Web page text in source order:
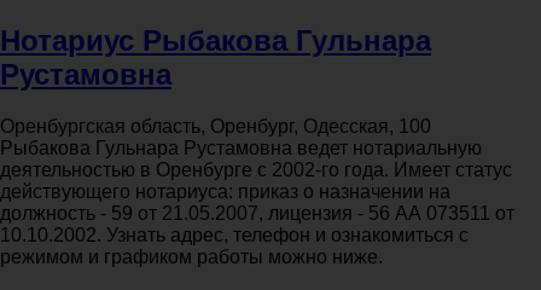
Нотариус Рыбакова Гульнара
Рустамовна
Оренбургская область, Оренбург, Одесская, 100
Рыбакова Гульнара Рустамовна ведет нотариальную
деятельностью в Оренбурге с 2002-го года. Имеет статус
действующего нотариуса: приказ о назначении на
должность - 59 от 21.05.2007, лицензия - 56 АА 073511 от
10.10.2002. Узнать адрес, телефон и ознакомиться с
режимом и графиком работы можно ниже.